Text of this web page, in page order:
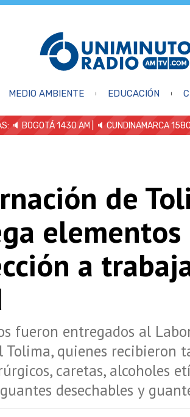
MEDIO AMBIENTE EDUCACIÓN
🔈 BOGOTÁ 1430 AM | 🔈 CUNDINAMARCA
de
elementos
a
fueron entregados al
Tolima, quienes recibieron
caretas, alcoholes
desechables y